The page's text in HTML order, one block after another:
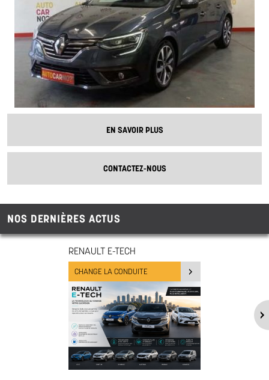
EN SAVOIR PLUS
CONTACTEZ-NOUS
NOS DERNIÈRES ACTUS
RENAULT E-TECH
CHANGE LA CONDUITE